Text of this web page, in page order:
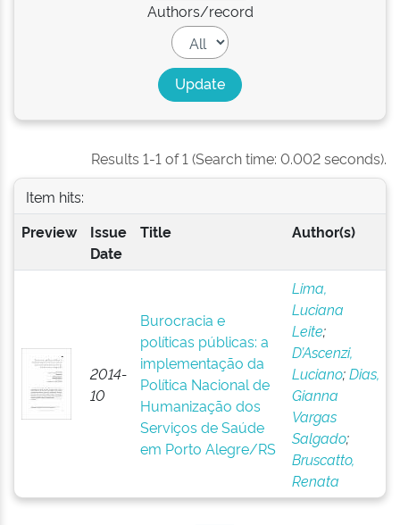
Authors/record
Results 1-1 of 1 (Search time: 0.002 seconds).
Item hits:
Preview
Issue
Date
Title Author(s)
2014-
10
Burocracia e
políticas públicas: a
implementação da
Política Nacional de
Humanização dos
Serviços de Saúde
em Porto Alegre/RS
Lima,
Luciana
Leite;
D’Ascenzi,
Luciano;Dias,
Gianna
Vargas
Salgado;
Bruscatto,
Renata